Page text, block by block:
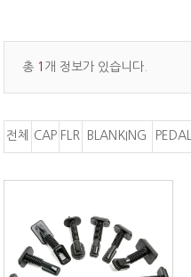
총 1 개 정보가 있습니다.
전체 CAP FLR BLANKING PEDAL